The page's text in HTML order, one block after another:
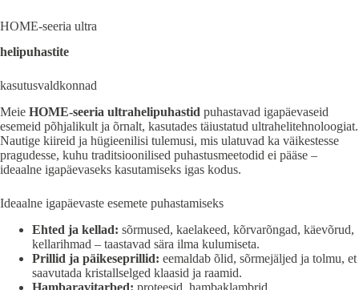
HOME-seeria ultra
helipuhastite
kasutusvaldkonnad
Meie HOME-seeria ultrahelipuhastid puhastavad igapäevaseid
esemeid põhjalikult ja õrnalt, kasutades täiustatud ultrahelitehnoloogiat.
Nautige kiireid ja hügieenilisi tulemusi, mis ulatuvad ka väikestesse
pragudesse, kuhu traditsioonilised puhastusmeetodid ei pääse –
ideaalne igapäevaseks kasutamiseks igas kodus.
Ideaalne igapäevaste esemete puhastamiseks
Ehted ja kellad: sõrmused, kaelakeed, kõrvarõngad, käevõrud,
kellarihmad – taastavad sära ilma kulumiseta.
Prillid ja päikeseprillid: eemaldab õlid, sõrmejäljed ja tolmu, et
saavutada kristallselged klaasid ja raamid.
Hambaravitarbed: proteesid, hambaklambrid,